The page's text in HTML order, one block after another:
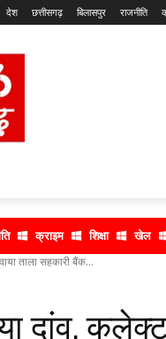
देश छत्तीसगढ़ बिलासपुर राजनीति
क्राइम शिक्षा खेल
ताला सहकारी बैंक...
दांव,